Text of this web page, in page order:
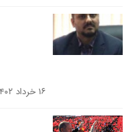
۱۶ خرداد ۱۴۰۲